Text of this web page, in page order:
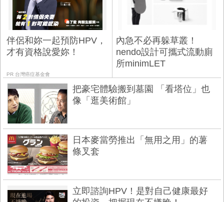
伴侶和妳一起預防HPV，
才有資格說愛妳！
PR 台灣癌症基金會
內急不必再躲草叢！
nendo設計可攜式流動廁
所minimLET
把豪宅體驗搬到墓園 「看塔位」也
像「逛美術館」
日本麥當勞推出「無用之用」的薯
條叉套
立即諮詢HPV！是對自己健康最好